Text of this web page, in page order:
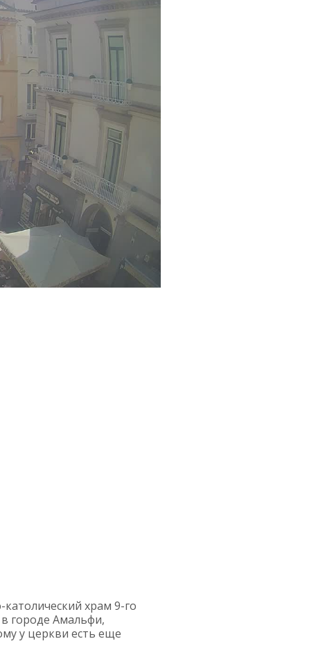
храм 9-го
в городе Амальфи,
у церкви есть еще